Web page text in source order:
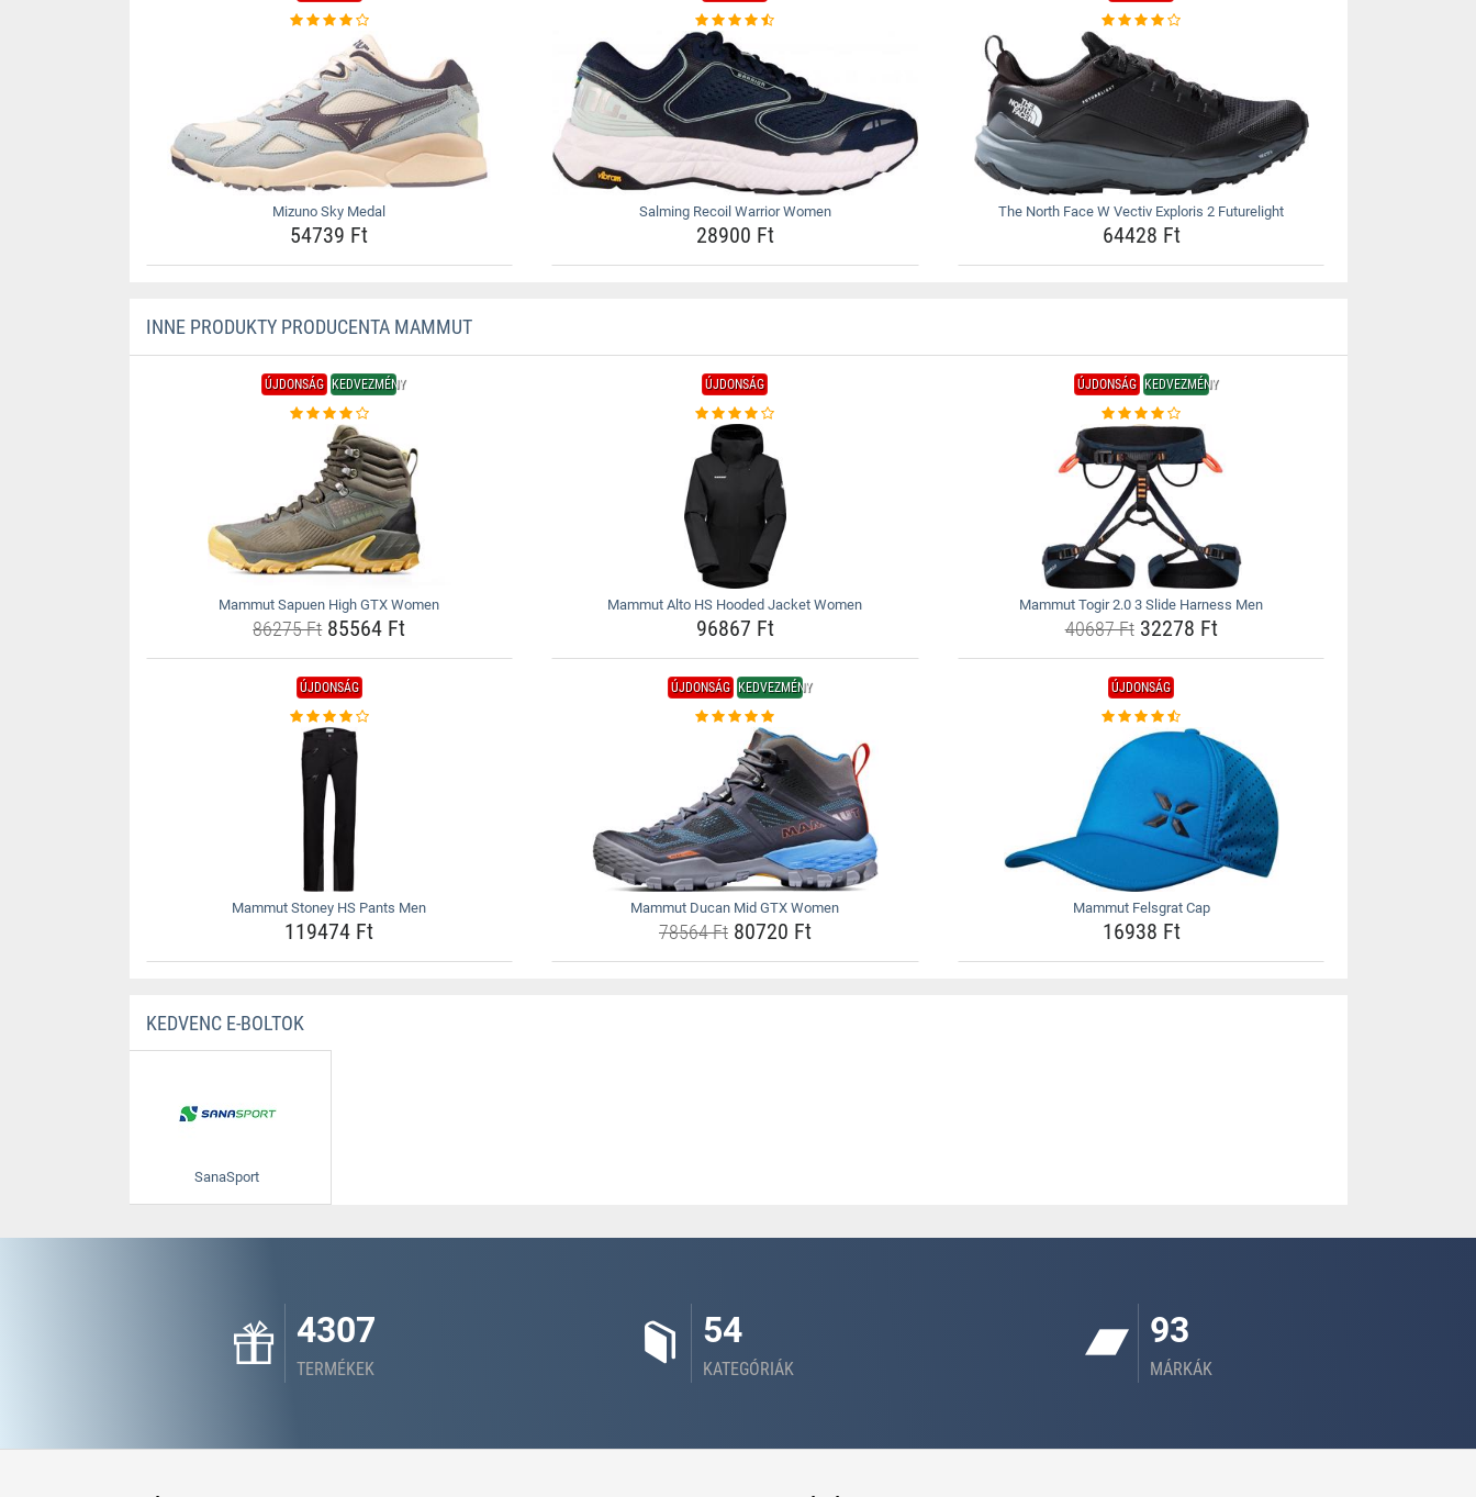
Mizuno Sky Medal
54739 Ft
Salming Recoil Warrior Women
28900 Ft
The North Face W Vectiv Exploris 2 Futurelight
64428 Ft
INNE PRODUKTY PRODUCENTA MAMMUT
ÚJDONSÁG KEDVEZMÉNY
Mammut Sapuen High GTX Women
86275 Ft85564 Ft
ÚJDONSÁG
Mammut Alto HS Hooded Jacket Women
96867 Ft
ÚJDONSÁG KEDVEZMÉNY
Mammut Togir 2.0 3 Slide Harness Men
40687 Ft32278 Ft
ÚJDONSÁG
Mammut Stoney HS Pants Men
119474 Ft
ÚJDONSÁG KEDVEZMÉNY
Mammut Ducan Mid GTX Women
78564 Ft80720 Ft
ÚJDONSÁG
Mammut Felsgrat Cap
16938 Ft
KEDVENC E-BOLTOK
SanaSport
4307
TERMÉKEK
54
KATEGÓRIÁK
93
MÁRKÁK